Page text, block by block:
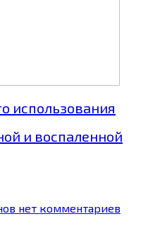
использования
и воспаленной
нет комментариев